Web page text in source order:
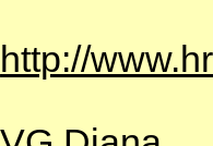
http://